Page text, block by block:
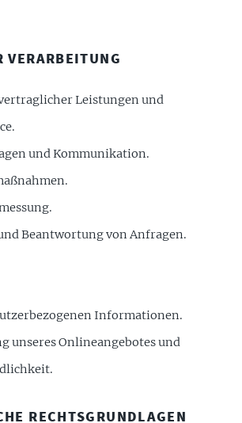
VERARBEITUNG
Leistungen und
und Kommunikation.
Beantwortung von Anfragen.
Informationen.
unseres Onlineangebotes und
RECHTSGRUNDLAGEN